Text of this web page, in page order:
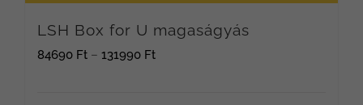
LSH Box for U magaságyás
84690 Ft – 131990 FtÁrtartomány: